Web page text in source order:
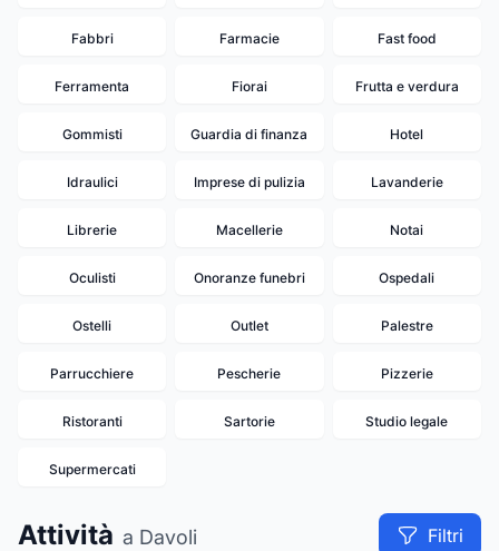
Fabbri Farmacie Fast food
Ferramenta Fiorai Frutta e verdura
Gommisti Guardia di finanza Hotel
Idraulici Imprese di pulizia Lavanderie
Librerie Macellerie Notai
Oculisti Onoranze funebri Ospedali
Ostelli Outlet Palestre
Parrucchiere Pescherie Pizzerie
Ristoranti Sartorie Studio legale
Supermercati
Attività a Davoli Filtri